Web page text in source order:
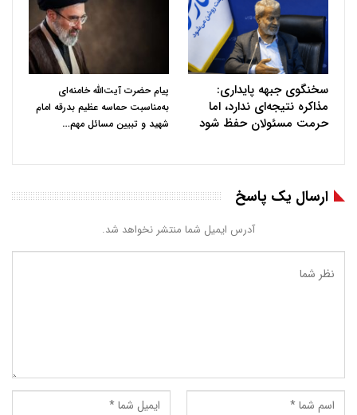
سخنگوی جبهه پایداری:
مذاکره نتیجه‌ای ندارد، اما
حرمت مسئولان حفظ شود
پیام حضرت آیت‌الله خامنه‌ای
به‌مناسبت حماسه عظیم بدرقه امام
شهید و تبیین مسائل مهم…
ارسال یک پاسخ
آدرس ایمیل شما منتشر نخواهد شد.